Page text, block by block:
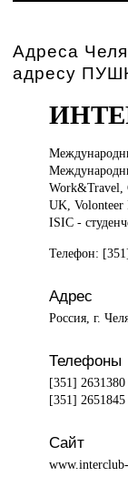
Адреса
адресу
Work&Travel,
UK, Volonteer
ISIC -
Телефон:
Адрес
Россия, г.
Телефоны
[351]
[351]
Сайт